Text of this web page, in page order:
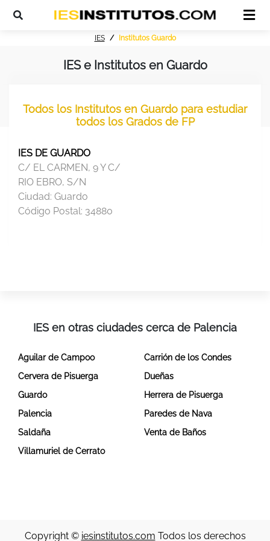
IES Institutos Guardo
IES e Institutos en Guardo
Todos los Institutos en Guardo para estudiar
todos los Grados de FP
IES DE GUARDO
C/ EL CARMEN, 9 Y C/
RIO EBRO, S/N
Ciudad: Guardo
Código Postal: 34880
IES en otras ciudades cerca de Palencia
Aguilar de Campoo
Carrión de los Condes
Cervera de Pisuerga
Dueñas
Guardo
Herrera de Pisuerga
Palencia
Paredes de Nava
Saldaña
Venta de Baños
Villamuriel de Cerrato
Copyright © iesinstitutos.com Todos los derechos